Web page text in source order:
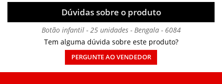
Dúvidas sobre o produto
Botão infantil - 25 unidades - Bengala - 6084
Tem alguma dúvida sobre este produto?
PERGUNTE AO VENDEDOR